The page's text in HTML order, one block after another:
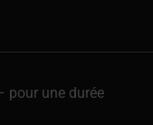
pour une durée